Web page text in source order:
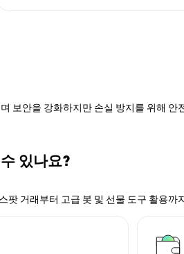
보안을 강화하지만 손실 방지를 위해
있나요?
거래부터 고급 봇 및 선물 도구 활용